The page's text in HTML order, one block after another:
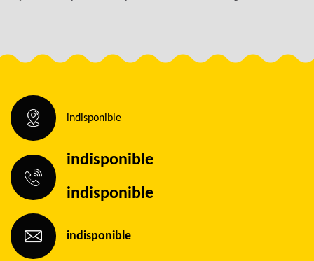
indisponible
indisponible
indisponible
indisponible